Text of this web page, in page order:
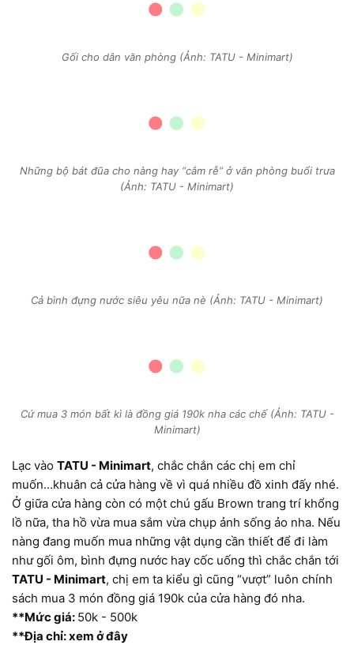
Gối cho dân văn phòng (Ảnh: TATU - Minimart)
Những bộ bát đũa cho nàng hay “cắm rễ” ở văn phòng buổi trưa
(Ảnh: TATU - Minimart)
Cả bình đựng nước siêu yêu nữa nè (Ảnh: TATU - Minimart)
Cứ mua 3 món bất kì là đồng giá 190k nha các chế (Ảnh: TATU -
Minimart)
Lạc vào TATU - Minimart, chắc chắn các chị em chỉ
muốn...khuân cả cửa hàng về vì quá nhiều đồ xinh đấy nhé.
Ở giữa cửa hàng còn có một chú gấu Brown trang trí khổng
lồ nữa, tha hồ vừa mua sắm vừa chụp ảnh sống ảo nha. Nếu
nàng đang muốn mua những vật dụng cần thiết để đi làm
như gối ôm, bình đựng nước hay cốc uống thì chắc chắn tới
TATU - Minimart, chị em ta kiểu gì cũng “vượt” luôn chính
sách mua 3 món đồng giá 190k của cửa hàng đó nha.
**Mức giá: 50k - 500k
**Địa chỉ: xem ở đây